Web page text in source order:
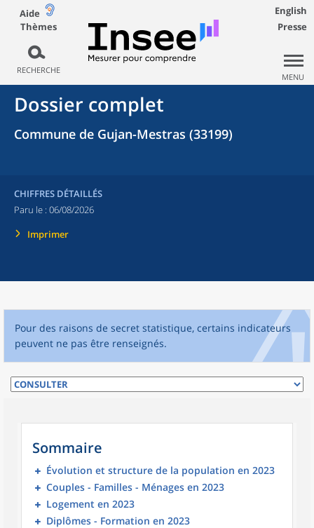
Aide
Thèmes
RECHERCHE
English
Presse
MENU
Dossier complet
Commune de Gujan-Mestras (33199)
CHIFFRES DÉTAILLÉS
Paru le : 06/08/2026
Imprimer
Pour des raisons de secret statistique, certains indicateurs
peuvent ne pas être renseignés.
Sommaire
Évolution et structure de la population en 2023
Couples - Familles - Ménages en 2023
Logement en 2023
Diplômes - Formation en 2023